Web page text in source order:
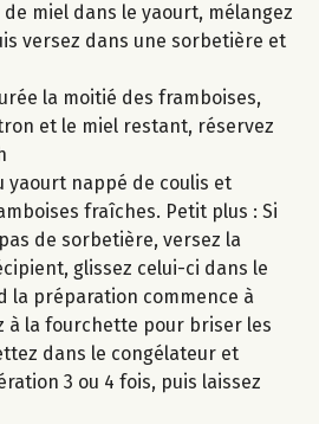
miel dans le yaourt, mélangez
versez dans une sorbetière et
la moitié des framboises,
et le miel restant, réservez
yaourt nappé de coulis et
fraîches. Petit plus : Si
de sorbetière, versez la
glissez celui-ci dans le
la préparation commence à
à la fourchette pour briser les
dans le congélateur et
3 ou 4 fois, puis laissez